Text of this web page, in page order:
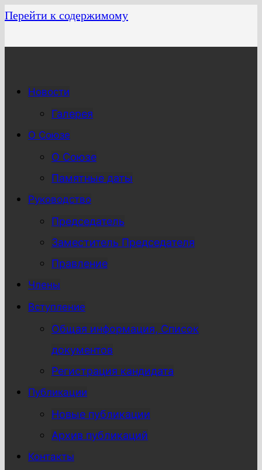
Перейти к содержимому
Новости
Галерея
О Союзе
О Союзе
Памятные даты
Руководство
Председатель
Заместитель Председателя
Правление
Члены
Вступление
Общая информация, Список
документов
Регистрация кандидата
Публикации
Новые публикации
Архив публикаций
Контакты